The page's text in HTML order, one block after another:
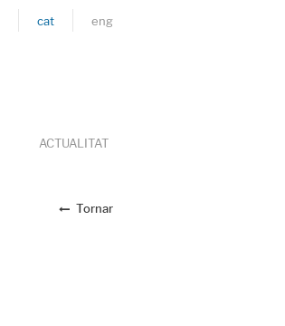
cat eng
ACTUALITAT
Tornar